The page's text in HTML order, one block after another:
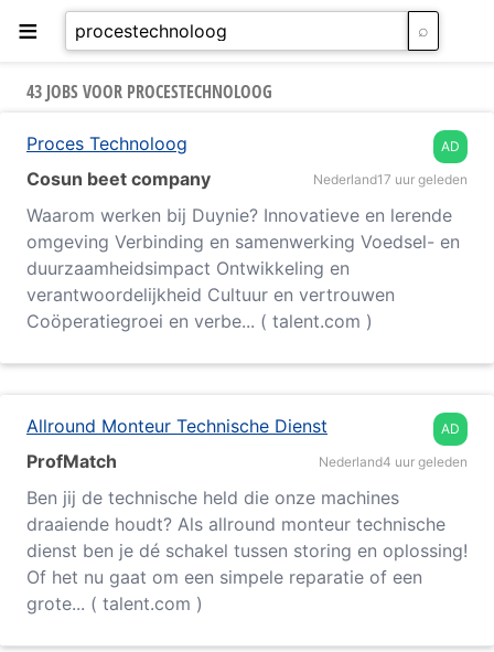
≡
43 JOBS VOOR PROCESTECHNOLOOG
AD
Proces Technoloog
Cosun beet company
Nederland17 uur geleden
Waarom werken bij Duynie? Innovatieve en lerende
omgeving Verbinding en samenwerking Voedsel- en
duurzaamheidsimpact Ontwikkeling en
verantwoordelijkheid Cultuur en vertrouwen
Coöperatiegroei en verbe... ( talent.com )
AD
Allround Monteur Technische Dienst
ProfMatch
Nederland4 uur geleden
Ben jij de technische held die onze machines
draaiende houdt? Als allround monteur technische
dienst ben je dé schakel tussen storing en oplossing!
Of het nu gaat om een simpele reparatie of een
grote... ( talent.com )